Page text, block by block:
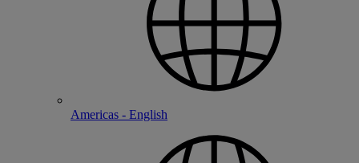
Americas - English